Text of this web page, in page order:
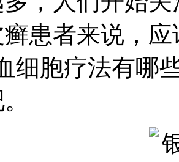
患者来说，
细胞疗法有哪